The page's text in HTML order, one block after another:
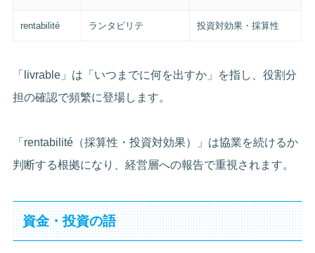
rentabilité ランタビリテ 投資対効果・採算性
「livrable」は「いつまでに何を出すか」を指し、役割分
担の確認で頻繁に登場します。
「rentabilité（採算性・投資対効果）」は協業を続けるか
判断する根拠になり、経営層への報告で重視されます。
資金・投資の語